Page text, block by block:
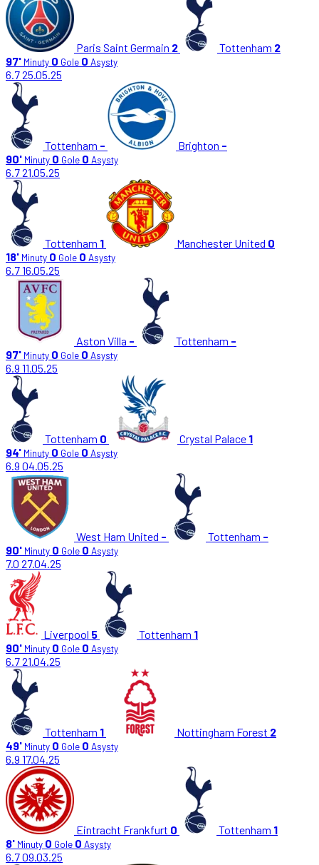
Paris Saint Germain 2 Tottenham 2
97' Minuty 0 Gole 0 Asysty
6.725.05.25
Tottenham - Brighton -
90' Minuty 0 Gole 0 Asysty
6.721.05.25
Tottenham 1 Manchester United 0
18' Minuty 0 Gole 0 Asysty
6.716.05.25
Aston Villa - Tottenham -
97' Minuty 0 Gole 0 Asysty
6.9 11.05.25
Tottenham 0 Crystal Palace 1
94' Minuty 0 Gole 0 Asysty
6.9 04.05.25
West Ham United - Tottenham -
90' Minuty 0 Gole 0 Asysty
7.0 27.04.25
Liverpool 5 Tottenham 1
90' Minuty 0 Gole 0 Asysty
6.721.04.25
Tottenham 1 Nottingham Forest 2
49' Minuty 0 Gole 0 Asysty
6.9 17.04.25
Eintracht Frankfurt 0 Tottenham 1
8' Minuty 0 Gole 0 Asysty
6.709.03.25